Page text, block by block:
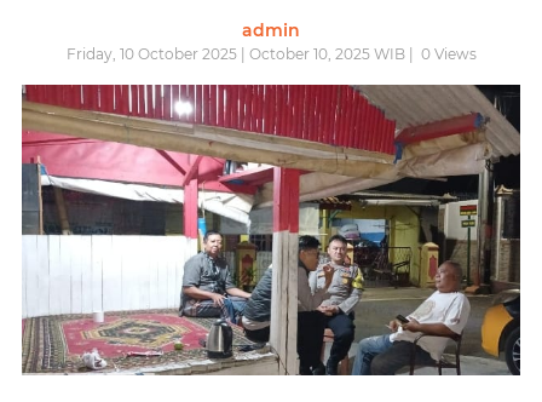
admin
Friday, 10 October 2025 | October 10, 2025 WIB | 0Views